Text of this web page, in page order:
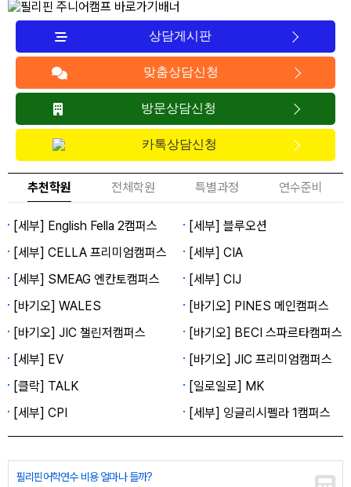
상담게시판
맞춤상담신청
방문상담신청
카톡상담신청
추천학원 전체학원 특별과정 연수준비
[세부] English Fella 2캠퍼스
[세부] 블루오션
[세부] CELLA 프리미엄캠퍼스
[세부] CIA
[세부] SMEAG 엔칸토캠퍼스
[세부] CIJ
[바기오] WALES
[바기오] PINES 메인캠퍼스
[바기오] JIC 챌린저캠퍼스
[바기오] BECI 스파르타캠퍼스
[세부] EV
[바기오] JIC 프리미엄캠퍼스
[클락] TALK
[일로일로] MK
[세부] CPI
[세부] 잉글리시펠라 1캠퍼스
필리핀어학연수 비용 얼마나 들까?